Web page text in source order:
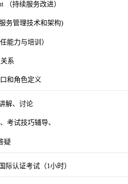
（持续服务改进）
务管理技术和架构)
能力与培训）
系
和角色定义
解、讨论
考试技巧辅导、
疑
际认证考试（1小时）